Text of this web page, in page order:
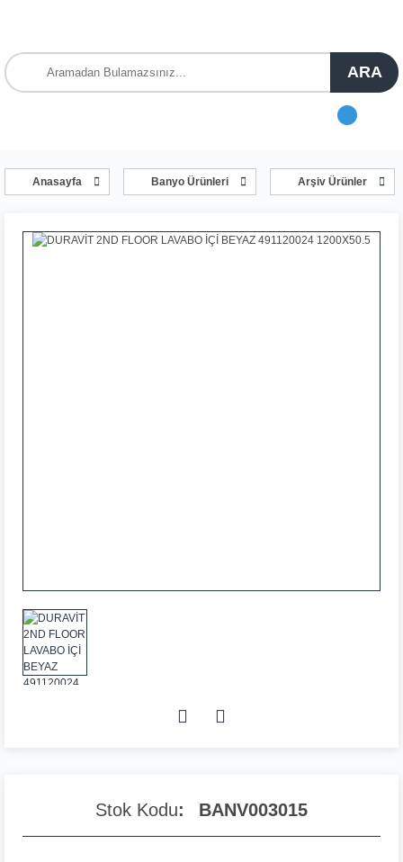
ARA
Anasayfa Banyo Ürünleri Arşiv Ürünler
Stok Kodu BANV003015